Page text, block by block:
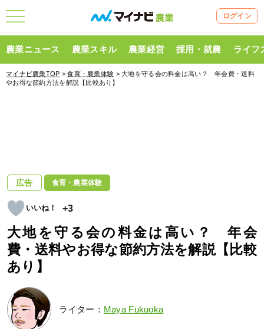
ログイン
農業ニュース 農業スキル 農業経営 採用・就農 ライフ
マイナビ農業TOP >食育・農業体験 > 大地を守る会の料金は高い？ 年会費・送料
やお得な節約方法を解説【比較あり】
広告 食育・農業体験
+3
大地を守る会の料金は高い？ 年会
費・送料やお得な節約方法を解説【比較
あり】
ライター： Maya Fukuoka